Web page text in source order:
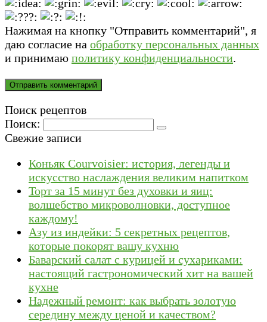
Нажимая на кнопку "Отправить комментарий", я
даю согласие на обработку персональных данных
и принимаю политику конфиденциальности.
Поиск рецептов
Поиск:
Свежие записи
Коньяк Courvoisier: история, легенды и
искусство наслаждения великим напитком
Торт за 15 минут без духовки и яиц:
волшебство микроволновки, доступное
каждому!
Азу из индейки: 5 секретных рецептов,
которые покорят вашу кухню
Баварский салат с курицей и сухариками:
настоящий гастрономический хит на вашей
кухне
Надежный ремонт: как выбрать золотую
середину между ценой и качеством?